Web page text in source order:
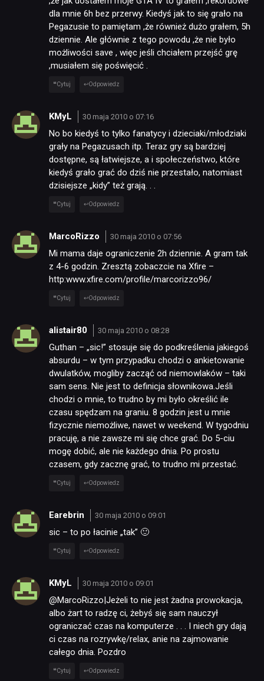
dla mnie 6h bez przerwy. Kiedyś jak to się grało na
Pegazusie to pamiętam ,że również dużo grałem, 5h
dziennie. Ale głównie z tego powodu ,że nie było
możliwości save , więc jeśli chciałem przejść grę
,musiałem się poświęcić .
Cytuj Odpowiedz
KMyL 30 maja 2010 o 07:16
No bo kiedyś to tylko fanatycy i dzieciaki/młodziaki
grały na Pegazusach itp. Teraz gry są bardziej
dostępne, są łatwiejsze, a i społeczeństwo, które
kiedyś grało grać do dziś nie przestało, natomiast
dzisiejsze „kidy” też grają. . .
Cytuj Odpowiedz
MarcoRizzo 30 maja 2010 o 07:56
Mi mama daje ograniczenie 2h dziennie. A gram tak
z 4-6 godzin. Zresztą zobaczcie na Xfire –
http:www.xfire.com/profile/marcorizzo96/
Cytuj Odpowiedz
alistair80 30 maja 2010 o 08:28
Guthan – „sic!” stosuje się do podkreślenia jakiegoś
absurdu – w tym przypadku chodzi o ankietowanie
dwulatków, mogliby zacząć od niemowlaków – taki
sam sens. Nie jest to definicja słownikowa.Jeśli
chodzi o mnie, to trudno by mi było określić ile
czasu spędzam na graniu. 8 godzin jest u mnie
fizycznie niemożliwe, nawet w weekend. W tygodniu
pracuję, a nie zawsze mi się chce grać. Do 5-ciu
mogę dobić, ale nie każdego dnia. Po prostu
czasem, gdy zacznę grać, to trudno mi przestać.
Cytuj Odpowiedz
Earebrin 30 maja 2010 o 09:01
sic – to po łacinie „tak” 🙂
Cytuj Odpowiedz
KMyL 30 maja 2010 o 09:01
@MarcoRizzo|Jeżeli to nie jest żadna prowokacja,
albo żart to radzę ci, żebyś się sam nauczył
ograniczać czas na komputerze . . . I niech gry dają
ci czas na rozrywkę/relax, anie na zajmowanie
całego dnia. Pozdro
Cytuj Odpowiedz